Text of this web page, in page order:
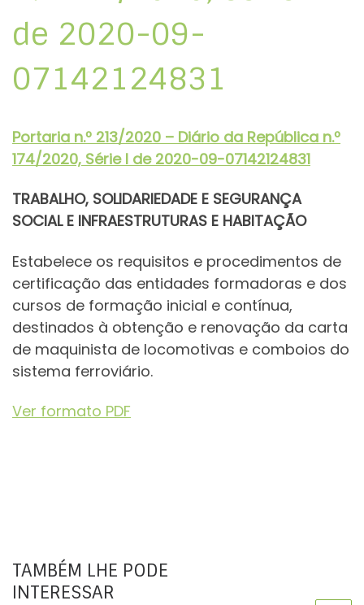
de 2020-09-
07142124831
Portaria n.º 213/2020 – Diário da República n.º
174/2020, Série I de 2020-09-07142124831
TRABALHO, SOLIDARIEDADE E SEGURANÇA
SOCIAL E INFRAESTRUTURAS E HABITAÇÃO
Estabelece os requisitos e procedimentos de
certificação das entidades formadoras e dos
cursos de formação inicial e contínua,
destinados à obtenção e renovação da carta
de maquinista de locomotivas e comboios do
sistema ferroviário.
Ver formato PDF
TAMBÉM LHE PODE
INTERESSAR